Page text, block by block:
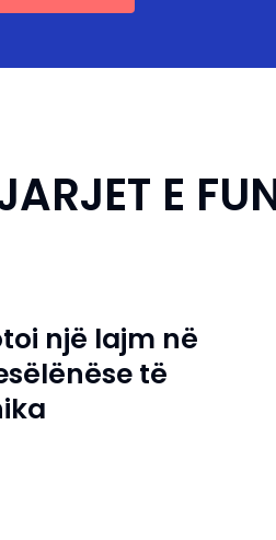
E
një lajm në
të